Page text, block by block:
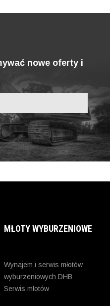
nowe oferty i
MŁOTY WYBURZENIOWE
Wynajem i serwis młotów
wyburzeniowych DHB
Serwis młotów